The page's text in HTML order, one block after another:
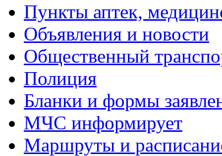
Пункты аптек,
Объявления и новости
Общественный
Полиция
Бланки и формы
МЧС информирует
Маршруты и